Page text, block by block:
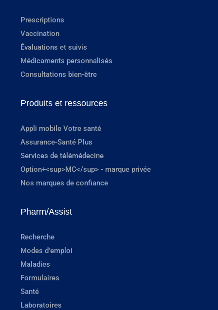
Prescriptions
Vaccination
Évaluations et suivis
Médicaments personnalisés
Consultations bien-être
Produits et ressources
Appli mobile Votre santé
Assurance-Santé Plus
Services de télémédecine
Option+<sup>MC</sup> - marque privée
Nos marques de confiance
Pharm/Assist
Recherche
Modes d'emploi
Maladies
Formulaires
Santé
Laboratoires